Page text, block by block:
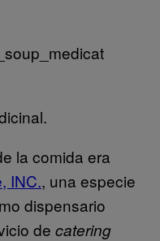
la comida era
INC., una especie
dispensario
de catering